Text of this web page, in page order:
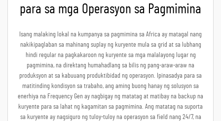
para sa mga Operasyon sa Pagmimina
Isang malaking lokal na kumpanya sa pagmimina sa Africa ay matagal nang
nakikipaglaban sa mahinang suplay ng kuryente mula sa grid at sa lubhang
hindi regular na pagkakaroon ng kuryente sa mga malalayong lugar ng
pagmimina, na direktang humahadlang sa bilis ng pang-araw-araw na
produksyon at sa kabuuang produktibidad ng operasyon. Ipinasadya para sa
matitinding kondisyon sa trabaho, ang aming buong hanay ng solusyon sa
enerhiya na Frequency Gen ay nagbigay ng matatag at matibay na backup na
kuryente para sa lahat ng kagamitan sa pagmimina. Ang matatag na suporta
sa kuryente ay nagsiguro ng tuloy-tuloy na operasyon sa field nang 24/7, na